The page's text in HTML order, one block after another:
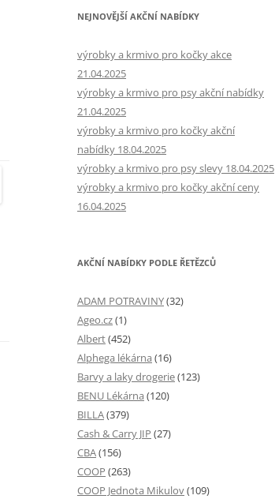
NEJNOVĚJŠÍ AKČNÍ NABÍDKY
výrobky a krmivo pro kočky akce
21.04.2025
výrobky a krmivo pro psy akční nabídky
21.04.2025
výrobky a krmivo pro kočky akční
nabídky 18.04.2025
výrobky a krmivo pro psy slevy 18.04.2025
výrobky a krmivo pro kočky akční ceny
16.04.2025
AKČNÍ NABÍDKY PODLE ŘETĚZCŮ
ADAM POTRAVINY(32)
Ageo.cz(1)
Albert(452)
Alphega lékárna (16)
Barvy a laky drogerie(123)
BENU Lékárna (120)
BILLA(379)
Cash & Carry JIP (27)
CBA(156)
COOP (263)
COOP Jednota Mikulov(109)